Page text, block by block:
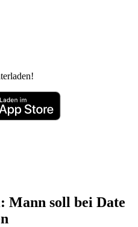
Mann soll bei Date